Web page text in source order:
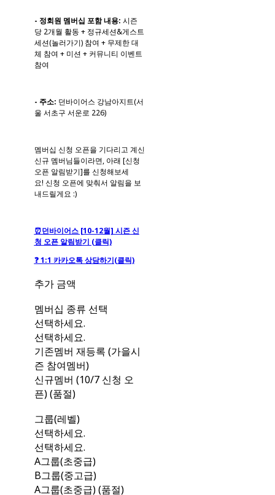
- 정회원 멤버십 포함 내용: 시즌
당 2개월 활동 + 정규세션&게스트
세션(놀러가기) 참여 + 무제한 대
체 참여 + 미션 + 커뮤니티 이벤트
참여
- 주소: 던바이어스 강남아지트(서
울 서초구 서운로 226)
멤버십 신청 오픈을 기다리고 계신
신규 멤버님들이라면, 아래 [신청
오픈 알림받기]를 신청해보세
요! 신청 오픈에 맞춰서 알림을 보
내드릴게요 :)
⏰던바이어스 [10-12월] 시즌 신
청 오픈 알림받기 (클릭)
❓ 1:1 카카오톡 상담하기(클릭)
추가 금액
멤버십 종류 선택
선택하세요.
선택하세요.
기존멤버 재등록 (가을시
즌 참여멤버)
신규멤버 (10/7 신청 오
픈) (품절)
그룹(레벨)
선택하세요.
선택하세요.
A그룹(초중급)
B그룹(중고급)
A그룹(초중급) (품절)